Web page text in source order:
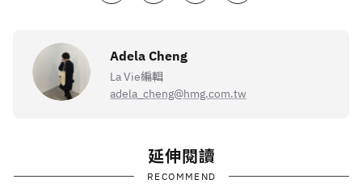
Adela Cheng
La Vie編輯
adela_cheng@hmg.com.tw
延伸閱讀
RECOMMEND